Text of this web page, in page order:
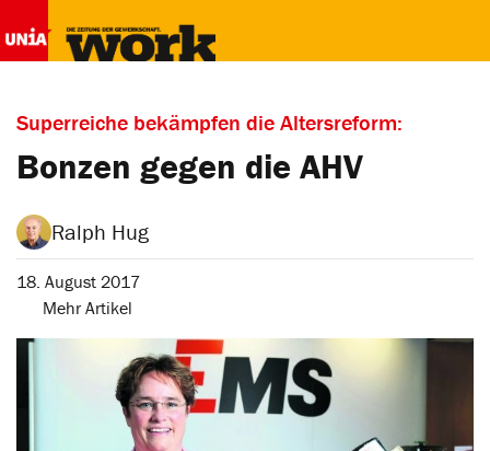
Superreiche bekämpfen die Altersreform:
Bonzen gegen die AHV
Ralph Hug
18. August 2017
Mehr Artikel